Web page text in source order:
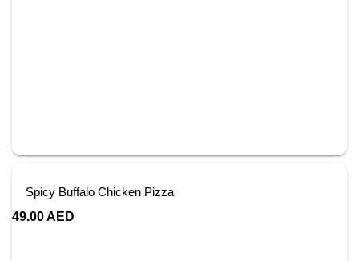
Spicy Buffalo Chicken Pizza
49.00AED